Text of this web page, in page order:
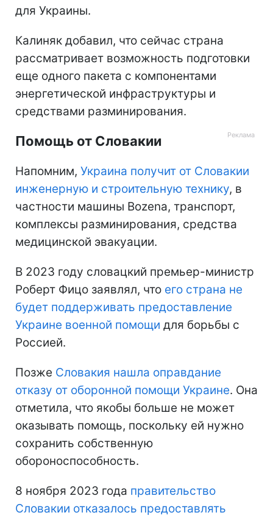
для Украины.
Калиняк добавил, что сейчас страна
рассматривает возможность подготовки
еще одного пакета с компонентами
энергетической инфраструктуры и
средствами разминирования.
Помощь от Словакии
Напомним, Украина получит от Словакии
инженерную и строительную технику, в
частности машины Bozena, транспорт,
комплексы разминирования, средства
медицинской эвакуации.
В 2023 году словацкий премьер-министр
Роберт Фицо заявлял, что его страна не
будет поддерживать предоставление
Украине военной помощи для борьбы с
Россией.
Позже Словакия нашла оправдание
отказу от оборонной помощи Украине. Она
отметила, что якобы больше не может
оказывать помощь, поскольку ей нужно
сохранить собственную
обороноспособность.
8 ноября 2023 года правительство
Словакии отказалось предоставлять